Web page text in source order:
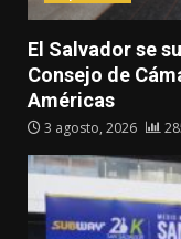
El Salvador se
Consejo de
Américas
3 agosto, 2026